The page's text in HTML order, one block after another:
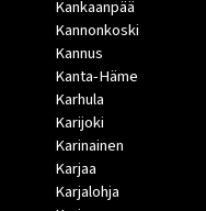
Kankaanpää
Kannonkoski
Kannus
Kanta-Häme
Karhula
Karijoki
Karinainen
Karjaa
Karjalohja